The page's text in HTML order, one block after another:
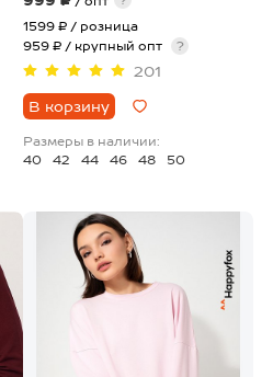
1599 ₽ / розница
959 ₽ / крупный опт
?
201
В корзину
Размеры в наличии:
40
42 44 46 48 50